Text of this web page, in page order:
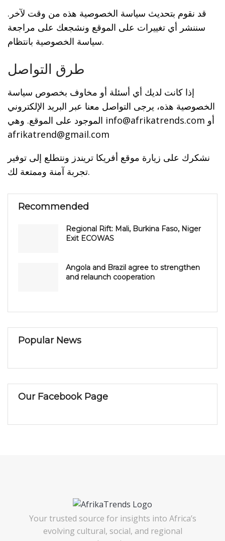
قد نقوم بتحديث سياسة الخصوصية هذه من وقت لآخر.
سننشر أي تغييرات على الموقع ونشجعك على مراجعة
سياسة الخصوصية بانتظام.
طرق التواصل
إذا كانت لديك أي أسئلة أو مخاوف بخصوص سياسة
الخصوصية هذه، يرجى التواصل معنا عبر البريد الإلكتروني
الموجود على الموقع. وهي info@afrikatrends.com أو
afrikatrend@gmail.com
نشكرك على زيارة موقع أفريكا تريندز ونتطلع إلى توفير
تجربة آمنة وممتعة لك.
Recommended
Regional Rift: Mali, Burkina Faso, Niger
Exit ECOWAS
Angola and Brazil agree to strengthen
and relaunch cooperation
Popular News
Our Facebook Page
Your trusted source for insights into Africa’s
evolving cultural, social, and regional